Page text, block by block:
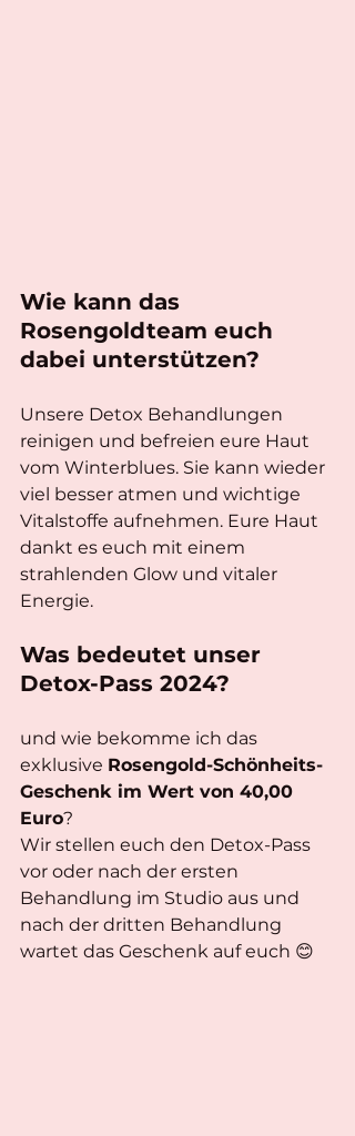
Wie kann das
Rosengoldteam euch
dabei unterstützen?
Unsere Detox Behandlungen
reinigen und befreien eure Haut
vom Winterblues. Sie kann wieder
viel besser atmen und wichtige
Vitalstoffe aufnehmen. Eure Haut
dankt es euch mit einem
strahlenden Glow und vitaler
Energie.
Was bedeutet unser
Detox-Pass 2024?
und wie bekomme ich das
exklusive Rosengold-Schönheits-
Geschenk im Wert von 40,00
Euro?
Wir stellen euch den Detox-Pass
vor oder nach der ersten
Behandlung im Studio aus und
nach der dritten Behandlung
wartet das Geschenk auf euch 😊